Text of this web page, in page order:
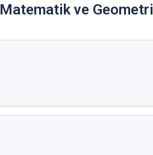
Matematik ve Geometri